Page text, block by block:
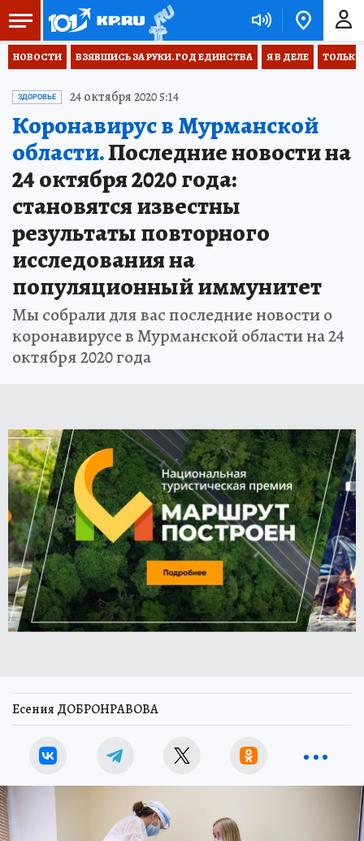
НОВОСТИ ВЗЯВШИСЬ ЗА РУКИ. ГОД ЕДИНСТВА Я В ДЕЛЕ ТОЛЬКО
ЗДОРОВЬЕ 24 октября 2020 5:14
Коронавирус в Мурманской
области.Последние новости на
24 октября 2020 года:
становятся известны
результаты повторного
исследования на
популяционный иммунитет
Мы собрали для вас последние новости о
коронавирусе в Мурманской области на 24
октября 2020 года
Есения ДОБРОНРАВОВА